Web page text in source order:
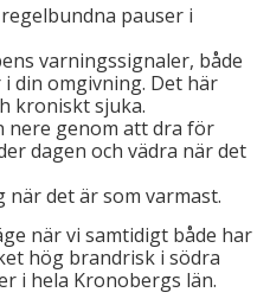
pauser i
varningssignaler, både
din omgivning. Det här
kroniskt sjuka.
nere genom att dra för
dagen och vädra när det
när det är som varmast.
när vi samtidigt både har
hög brandrisk i södra
i hela Kronobergs län.